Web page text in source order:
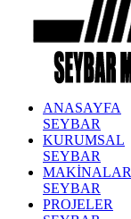
ANASAYFA
SEYBAR
KURUMSAL
SEYBAR
MAKİNALAR
SEYBAR
PROJELER